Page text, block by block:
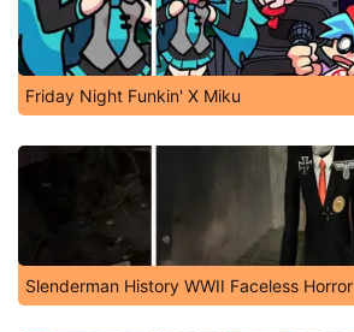
Friday Night Funkin' X Miku
Slenderman History WWII Faceless Horror